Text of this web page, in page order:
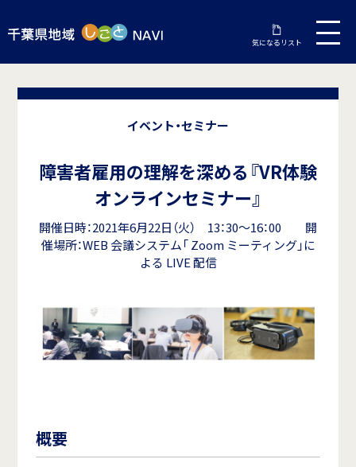
気になるリスト
イベント・セミナー
障害者雇用の理解を深める『VR体験
オンラインセミナー』
開催日時：2021年6月22日（火） 13：30～16：00 開
催場所：WEB 会議システム「 Zoom ミーティング」に
よる LIVE 配信
概要